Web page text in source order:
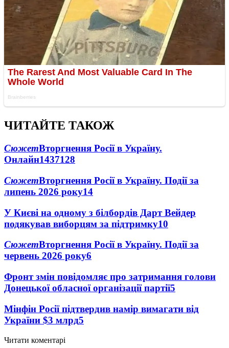
ЧИТАЙТЕ ТАКОЖ
СюжетВторгнення Росії в Україну.
Онлайн1437128
СюжетВторгнення Росії в Україну. Події за
липень 2026 року14
У Києві на одному з білбордів Дарт Вейдер
подякував виборцям за підтримку10
СюжетВторгнення Росії в Україну. Події за
червень 2026 року6
Фронт змін повідомляє про затримання голови
Донецької обласної організації партії5
Мінфін Росії підтвердив намір вимагати від
України $3 млрд5
Читати коментарі